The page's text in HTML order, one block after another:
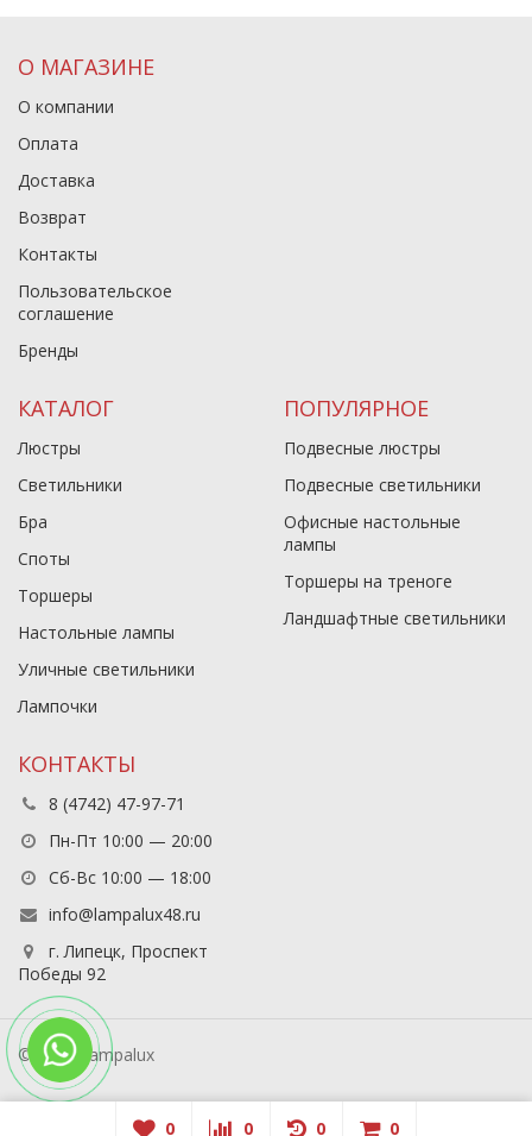
О МАГАЗИНЕ
О компании
Оплата
Доставка
Возврат
Контакты
Пользовательское
соглашение
Бренды
КАТАЛОГ
Люстры
Светильники
Бра
Споты
Торшеры
Настольные лампы
Уличные светильники
Лампочки
ПОПУЛЯРНОЕ
Подвесные люстры
Подвесные светильники
Офисные настольные
лампы
Торшеры на треноге
Ландшафтные светильники
КОНТАКТЫ
8 (4742) 47-97-71
Пн-Пт 10:00 — 20:00
Сб-Вс 10:00 — 18:00
info@lampalux48.ru
г. Липецк, Проспект
Победы 92
© 2026 Lampalux
0 0 0 0